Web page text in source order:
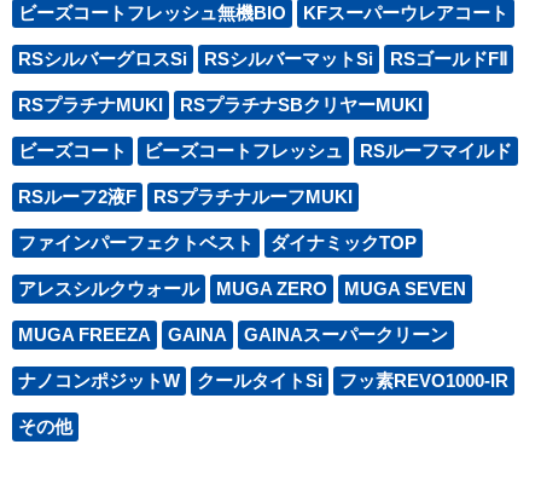
ビーズコートフレッシュ無機BIO KFスーパーウレアコート
RSシルバーグロスSi RSシルバーマットSi RSゴールドFⅡ
RSプラチナMUKI RSプラチナSBクリヤーMUKI
ビーズコート ビーズコートフレッシュ RSルーフマイルド
RSルーフ2液F RSプラチナルーフMUKI
ファインパーフェクトベスト ダイナミックTOP
アレスシルクウォール MUGA ZERO MUGA SEVEN
MUGA FREEZA GAINA GAINAスーパークリーン
ナノコンポジットW クールタイトSi フッ素REVO1000-IR
その他